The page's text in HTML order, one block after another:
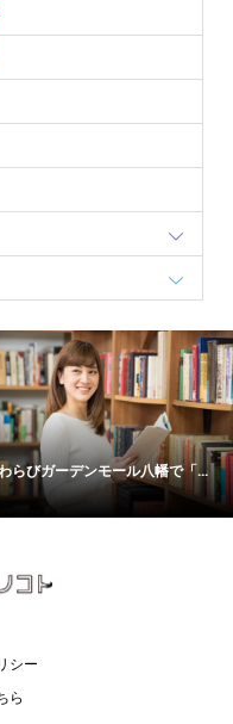
らびガーデンモール八幡で「...
シー
ら